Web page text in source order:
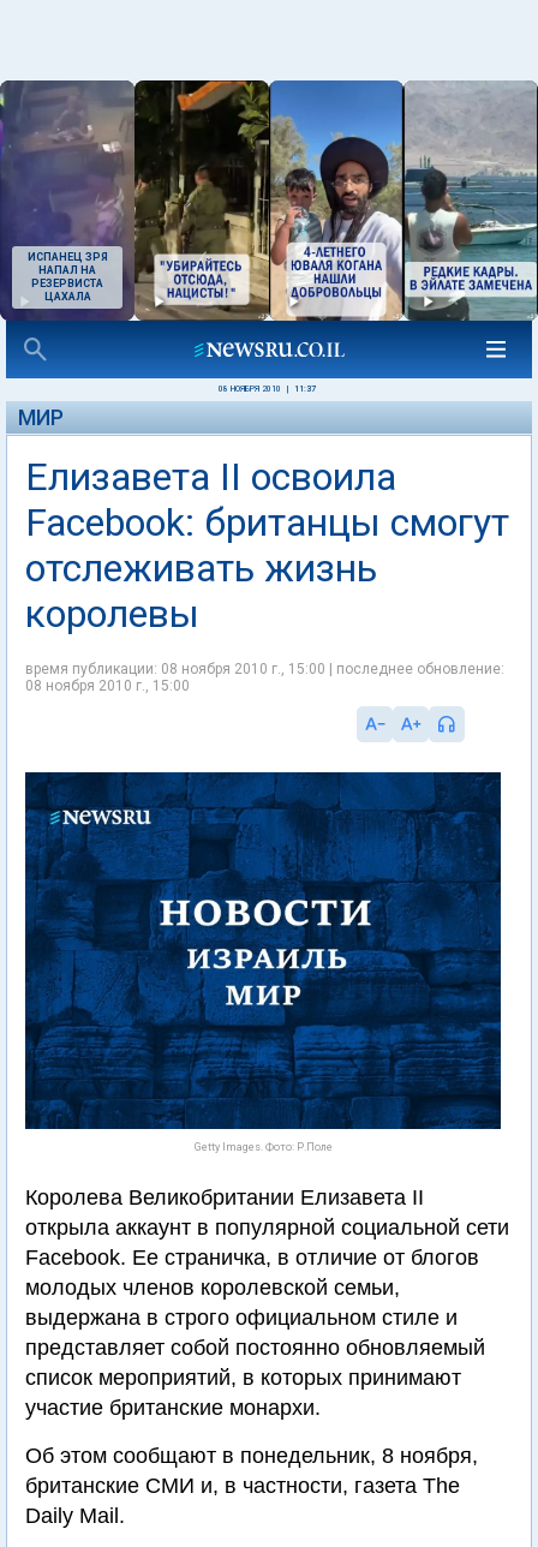
ИСПАНЕЦ ЗРЯ
НАПАЛ НА
РЕЗЕРВИСТА
ЦАХАЛА
08 НОЯБРЯ 2010 11:37
МИР
Елизавета II освоила
Facebook: британцы смогут
отслеживать жизнь
королевы
время публикации: 08 ноября 2010 г., 15:00 | последнее обновление:
08 ноября 2010 г., 15:00
Getty Images. Фото: Р.Поле
Королева Великобритании Елизавета II
открыла аккаунт в популярной социальной сети
Facebook. Ее страничка, в отличие от блогов
молодых членов королевской семьи,
выдержана в строго официальном стиле и
представляет собой постоянно обновляемый
список мероприятий, в которых принимают
участие британские монархи.
Об этом сообщают в понедельник, 8 ноября,
британские СМИ и, в частности, газета Тhe
Daily Mail.